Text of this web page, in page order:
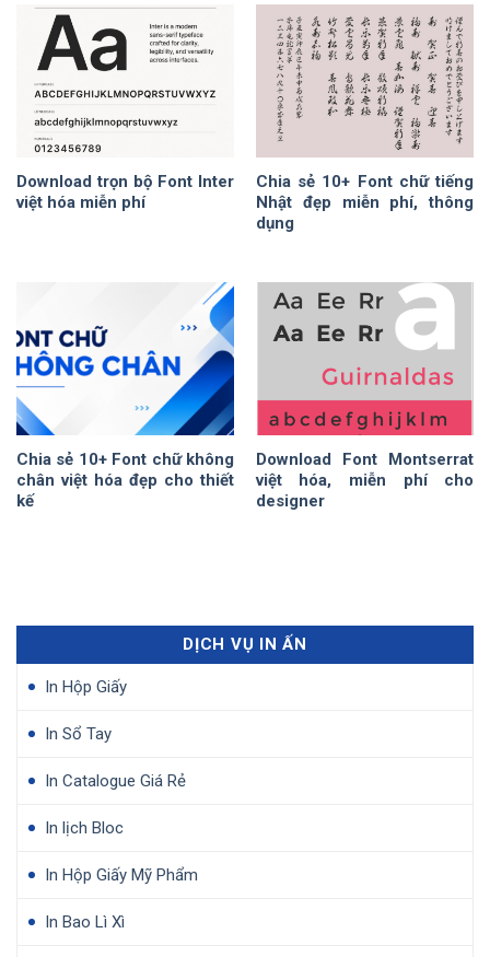
Download trọn bộ Font Inter
việt hóa miễn phí
Chia sẻ 10+ Font chữ tiếng
Nhật đẹp miễn phí, thông
dụng
Chia sẻ 10+ Font chữ không
chân việt hóa đẹp cho thiết
kế
Download Font Montserrat
việt hóa, miễn phí cho
designer
DỊCH VỤ IN ẤN
In Hộp Giấy
In Sổ Tay
In Catalogue Giá Rẻ
In lịch Bloc
In Hộp Giấy Mỹ Phẩm
In Bao Lì Xì